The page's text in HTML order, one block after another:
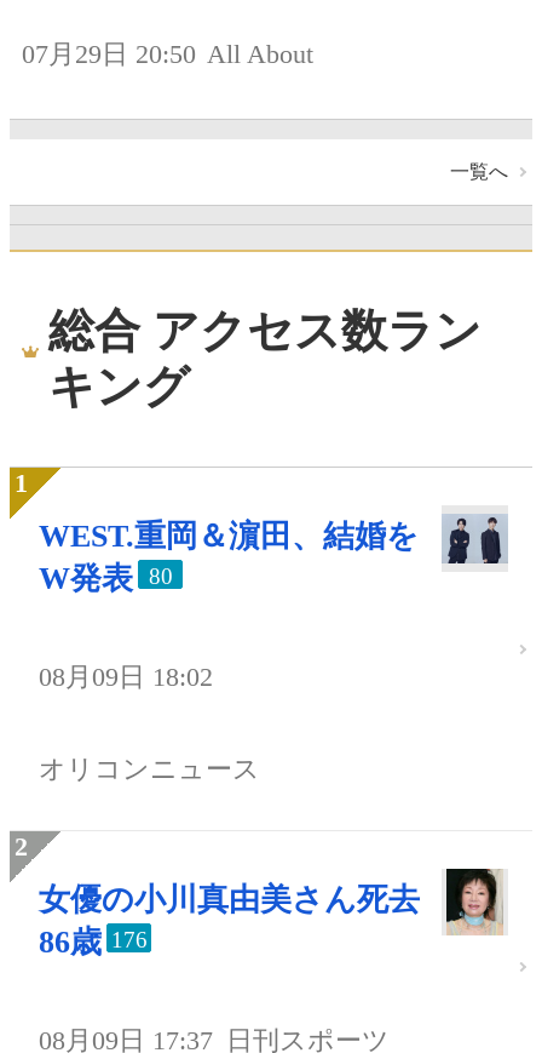
07月29日 20:50 All About
一覧へ
総合 アクセス数ラン
キング
WEST.重岡＆濵田、結婚を
W発表
80
08月09日 18:02
オリコンニュース
女優の小川真由美さん死去
86歳 176
08月09日 17:37 日刊スポーツ